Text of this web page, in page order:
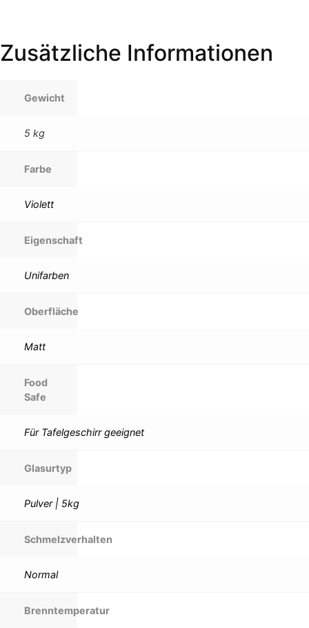
Zusätzliche Informationen
Gewicht
5 kg
Farbe
Violett
Eigenschaft
Unifarben
Oberfläche
Matt
Food
Safe
Für Tafelgeschirr geeignet
Glasurtyp
Pulver | 5kg
Schmelzverhalten
Normal
Brenntemperatur